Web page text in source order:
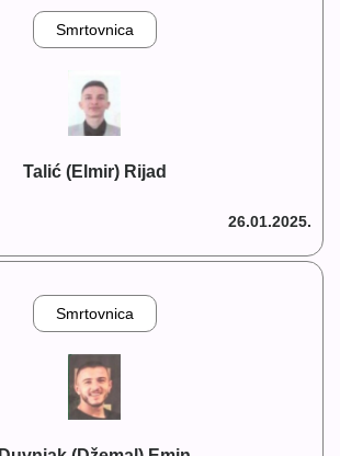
Smrtovnica
Talić (Elmir) Rijad
26.01.2025.
Smrtovnica